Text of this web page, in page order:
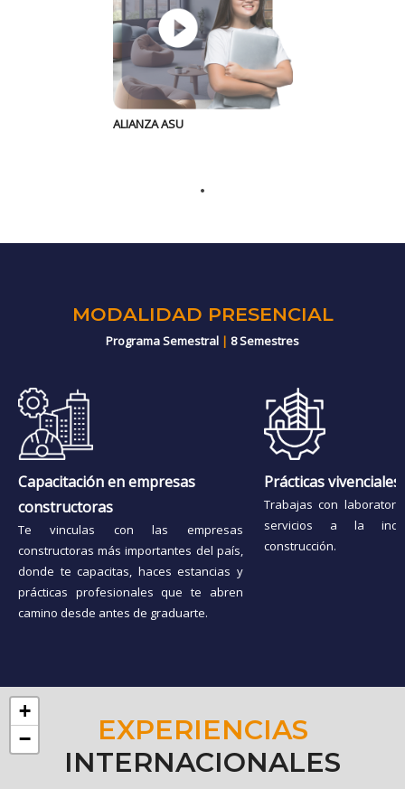
ALIANZA ASU
MODALIDAD PRESENCIAL
Programa Semestral | 8 Semestres
Capacitación en empresas
constructoras
Te vinculas con las empresas
constructoras más importantes del país,
donde te capacitas, haces estancias y
prácticas profesionales que te abren
camino desde antes de graduarte.
Prácticas vivenciales
Trabajas con
servicios a la
construcción.
EXPERIENCIAS
INTERNACIONALES
+
−